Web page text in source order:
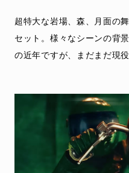
超特大な岩場、森、月面の
セット。様々なシーンの背
の近年ですが、まだまだ現役